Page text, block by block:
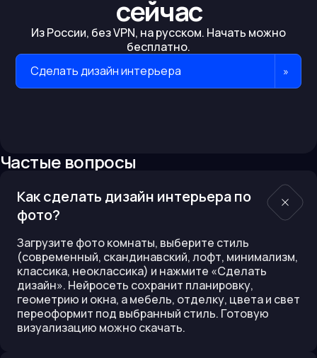
сейчас
Из России, без VPN, на русском. Начать можно
бесплатно.
Сделать дизайн интерьера
»
Частые вопросы
Как сделать дизайн интерьера по
фото?
Загрузите фото комнаты, выберите стиль
(современный, скандинавский, лофт, минимализм,
классика, неоклассика) и нажмите «Сделать
дизайн». Нейросеть сохранит планировку,
геометрию и окна, а мебель, отделку, цвета и свет
переоформит под выбранный стиль. Готовую
визуализацию можно скачать.